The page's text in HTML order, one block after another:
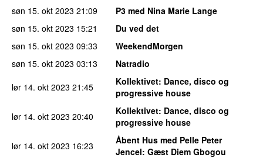
søn 15. okt 2023 21:09
P3 med Nina Marie Lange
søn 15. okt 2023 15:21
Du ved det
søn 15. okt 2023 09:33
WeekendMorgen
søn 15. okt 2023 03:13
Natradio
lør 14. okt 2023 21:45 Kollektivet: Dance, disco og
progressive house
lør 14. okt 2023 20:40 Kollektivet: Dance, disco og
progressive house
lør 14. okt 2023 16:23
Åbent Hus med Pelle Peter
Jencel: Gæst Diem Gbogou